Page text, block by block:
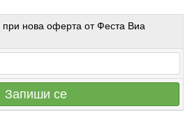
при нова оферта от Феста Виа
Запиши се